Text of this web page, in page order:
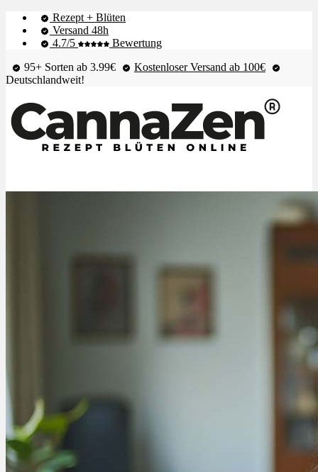
Rezept + Blüten
Versand 48h
4.7/5
Bewertung
95+ Sorten ab 3.99€
Kostenloser Versand ab 100€
Deutschlandweit!
Alle Krankheiten
Chronische Schmerzen